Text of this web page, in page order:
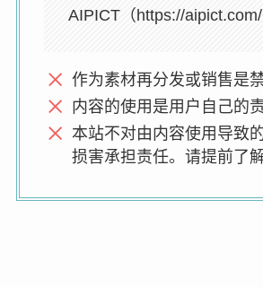
AIPICT（https://aipict.com/
作为素材再分发或销售是禁
内容的使用是用户自己的责
本站不对由内容使用导致
损害承担责任。请提前了